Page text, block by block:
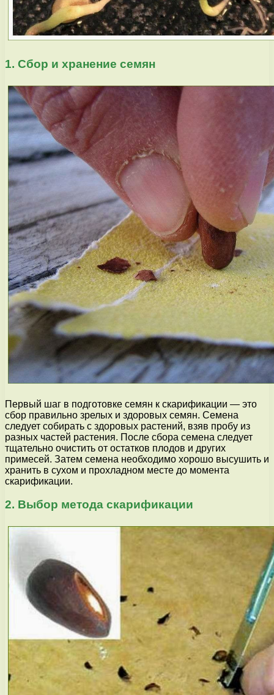
1. Сбор и хранение семян
Первый шаг в подготовке семян к скарификации — это
сбор правильно зрелых и здоровых семян. Семена
следует собирать с здоровых растений, взяв пробу из
разных частей растения. После сбора семена следует
тщательно очистить от остатков плодов и других
примесей. Затем семена необходимо хорошо высушить и
хранить в сухом и прохладном месте до момента
скарификации.
2. Выбор метода скарификации